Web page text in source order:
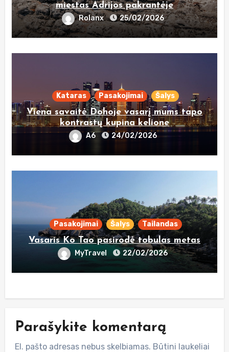
miestas Adrijos pakrantėje
Rolanx 25/02/2026
Kataras Pasakojimai Šalys
Viena savaitė Dohoje vasarį mums tapo
kontrastų kupina kelione
A6 24/02/2026
Pasakojimai Šalys Tailandas
Vasaris Ko Tao pasirodė tobulas metas
MyTravel 22/02/2026
Parašykite komentarą
El. pašto adresas nebus skelbiamas. Būtini laukeliai